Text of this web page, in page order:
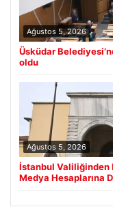
Ağustos 5, 2026
Üsküdar
oldu
Ağustos 5, 2026
İstanbul Valiliğinden
Medya Hesaplarına